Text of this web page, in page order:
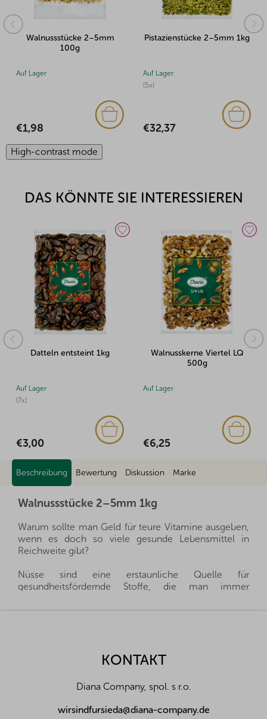
Walnussstücke 2–5mm
100g
Auf Lager
€1,98
Pistazienstücke 2–5mm 1kg
(5x)
Auf Lager
€32,37
High-contrast mode
DAS KÖNNTE SIE INTERESSIEREN
Datteln entsteint 1kg
(7x)
Auf Lager
€3,00
Walnusskerne Viertel LQ
500g
Auf Lager
€6,25
Beschreibung Bewertung Diskussion Marke
Walnussstücke 2–5mm 1kg
Warum sollte man Geld für teure Vitamine ausgeben,
wenn es doch so viele gesunde Lebensmittel in
Reichweite gibt?
Nüsse sind eine erstaunliche Quelle für
gesundheitsfördernde Stoffe, die man immer
hervorragend. Sie sind ein gesunder und schneller
Wir importieren alle unsere Nüsse direkt aus den
und des fairen Umgangs mit unseren Lieferanten sind
wir oft in der Lage, exklusive Vertretungen direkt von
Landwirten und Anbauern der besten Nüsse und
KONTAKT
Diana Company, spol. s r.o.
wirsindfursieda@diana-company.de